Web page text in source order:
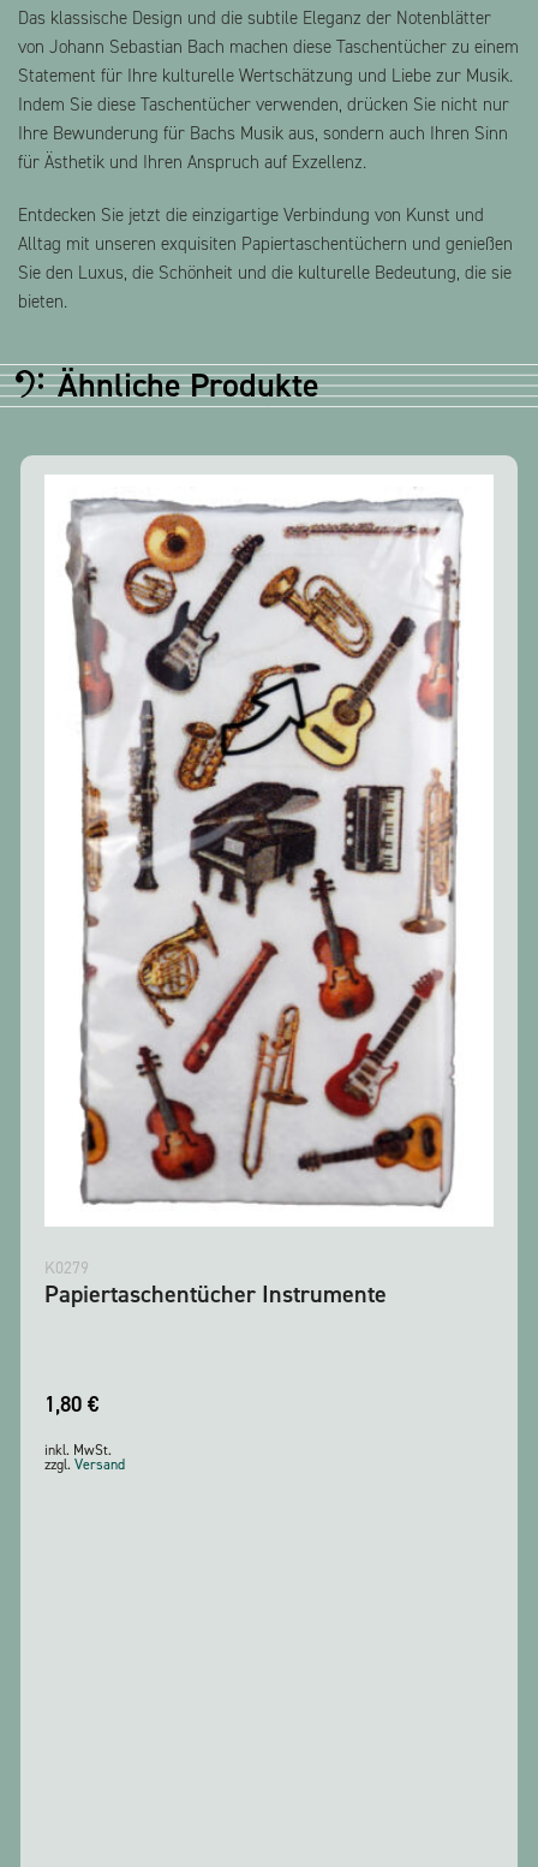
Das klassische Design und die subtile Eleganz der Notenblätter
von Johann Sebastian Bach machen diese Taschentücher zu einem
Statement für Ihre kulturelle Wertschätzung und Liebe zur Musik.
Indem Sie diese Taschentücher verwenden, drücken Sie nicht nur
Ihre Bewunderung für Bachs Musik aus, sondern auch Ihren Sinn
für Ästhetik und Ihren Anspruch auf Exzellenz.
Entdecken Sie jetzt die einzigartige Verbindung von Kunst und
Alltag mit unseren exquisiten Papiertaschentüchern und genießen
Sie den Luxus, die Schönheit und die kulturelle Bedeutung, die sie
bieten.
Ähnliche Produkte
K0279
Papiertaschentücher Instrumente
1,80 €
inkl. MwSt.
zzgl. Versand